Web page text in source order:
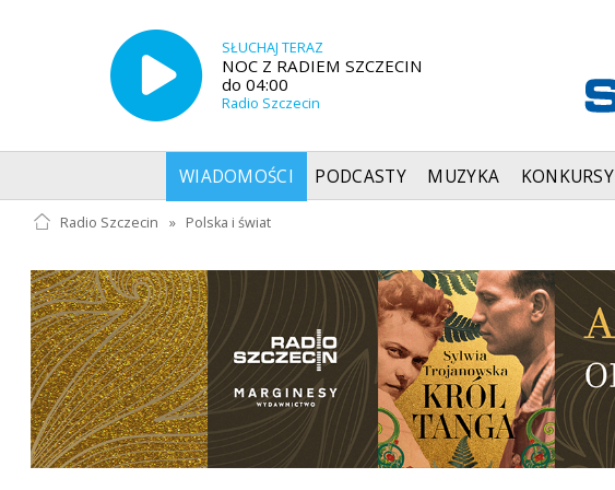
SŁUCHAJ TERAZ
NOC Z RADIEM SZCZECIN
do 04:00
Radio Szczecin
WIADOMOŚCI PODCASTY MUZYKA KONKURSY
Radio Szczecin » Polska i świat